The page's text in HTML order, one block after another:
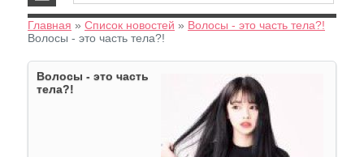
Главная » Список новостей » Волосы - это часть тела?!
Волосы - это часть тела?!
Волосы - это часть
тела?!